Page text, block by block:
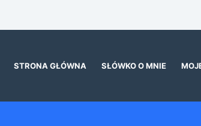
STRONA GŁÓWNA SŁÓWKO O MNIE